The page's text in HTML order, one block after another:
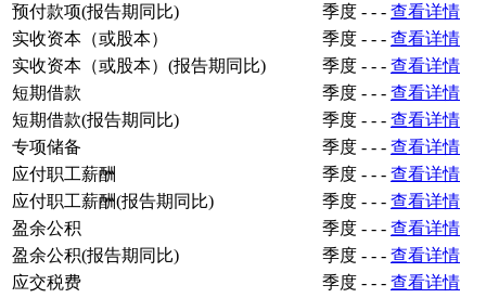
预付款项(报告期同比)
季度 - - - 查看详情
实收资本（或股本）
季度 - - - 查看详情
实收资本（或股本）(报告期同比)
季度 - - - 查看详情
短期借款
季度 - - - 查看详情
短期借款(报告期同比)
季度 - - - 查看详情
专项储备
季度 - - - 查看详情
应付职工薪酬
季度 - - - 查看详情
应付职工薪酬(报告期同比)
季度 - - - 查看详情
盈余公积
季度 - - - 查看详情
盈余公积(报告期同比)
季度 - - - 查看详情
应交税费
季度 - - - 查看详情